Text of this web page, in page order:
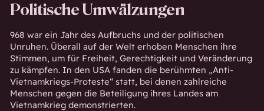
Politische Umwälzungen
968 war ein Jahr des Aufbruchs und der politischen
Unruhen. Überall auf der Welt erhoben Menschen ihre
Stimmen, um für Freiheit, Gerechtigkeit und Veränderung
zu kämpfen. In den USA fanden die berühmten „Anti-
Vietnamkriegs-Proteste“ statt, bei denen zahlreiche
Menschen gegen die Beteiligung ihres Landes am
Vietnamkrieg demonstrierten.